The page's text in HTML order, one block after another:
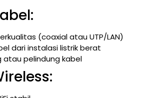
(coaxial atau UTP/LAN)
dari instalasi listrik berat
atau pelindung kabel